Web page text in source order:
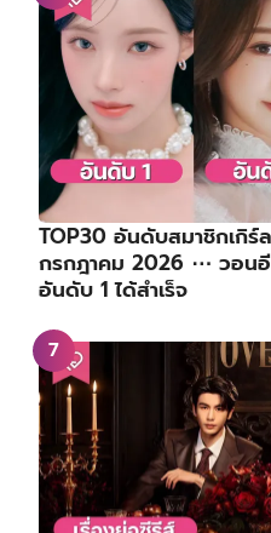
TOP30 อันดับสมาชิกเกิร์
กรกฎาคม 2026 ⋯ วอนอี
อันดับ 1 ได้สำเร็จ